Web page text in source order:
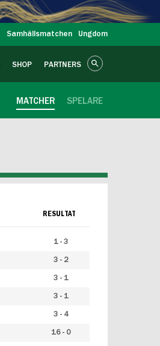
Samhällsmatchen Ungdom
SHOP PARTNERS
SPELARE
MATCHER
RESULTAT
1 - 3
3 - 2
3 - 1
3 - 1
3 - 4
16 - 0